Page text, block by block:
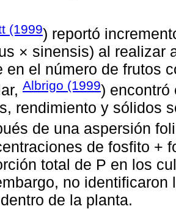
(1999) reportó
× sinensis) al realizar
en el número de frutos
Albrigo (1999) encontró
rendimiento y sólidos
de una aspersión
de fosfito +
total de P en los
no
de la planta.